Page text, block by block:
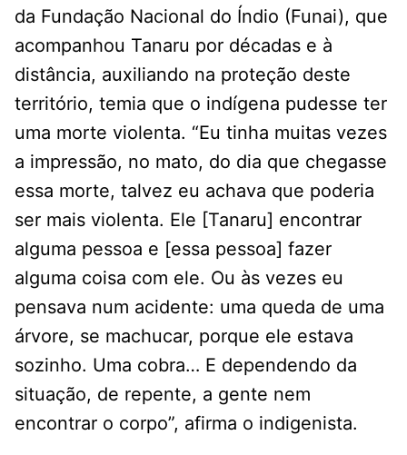
da Fundação Nacional do Índio (Funai), que
acompanhou Tanaru por décadas e à
distância, auxiliando na proteção deste
território, temia que o indígena pudesse ter
uma morte violenta. “Eu tinha muitas vezes
a impressão, no mato, do dia que chegasse
essa morte, talvez eu achava que poderia
ser mais violenta. Ele [Tanaru] encontrar
alguma pessoa e [essa pessoa] fazer
alguma coisa com ele. Ou às vezes eu
pensava num acidente: uma queda de uma
árvore, se machucar, porque ele estava
sozinho. Uma cobra… E dependendo da
situação, de repente, a gente nem
encontrar o corpo”, afirma o indigenista.